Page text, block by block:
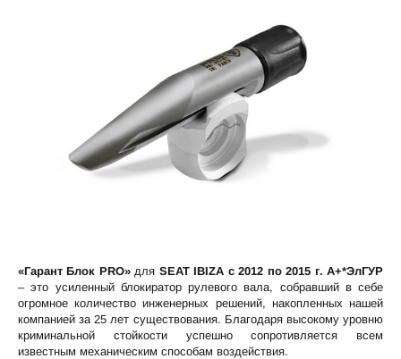
«Гарант Блок PRO»для SEAT IBIZA c 2012 по 2015 г. А+*ЭлГУР
– это усиленный блокиратор рулевого вала, собравший в себе
огромное количество инженерных решений, накопленных нашей
компанией за 25 лет существования. Благодаря высокому уровню
криминальной стойкости успешно сопротивляется всем
известным механическим способам воздействия.